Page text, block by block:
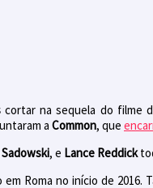
cortar na sequela do filme
a Common, que
Sadowski, e Lance Reddick
Roma no início de 2016.